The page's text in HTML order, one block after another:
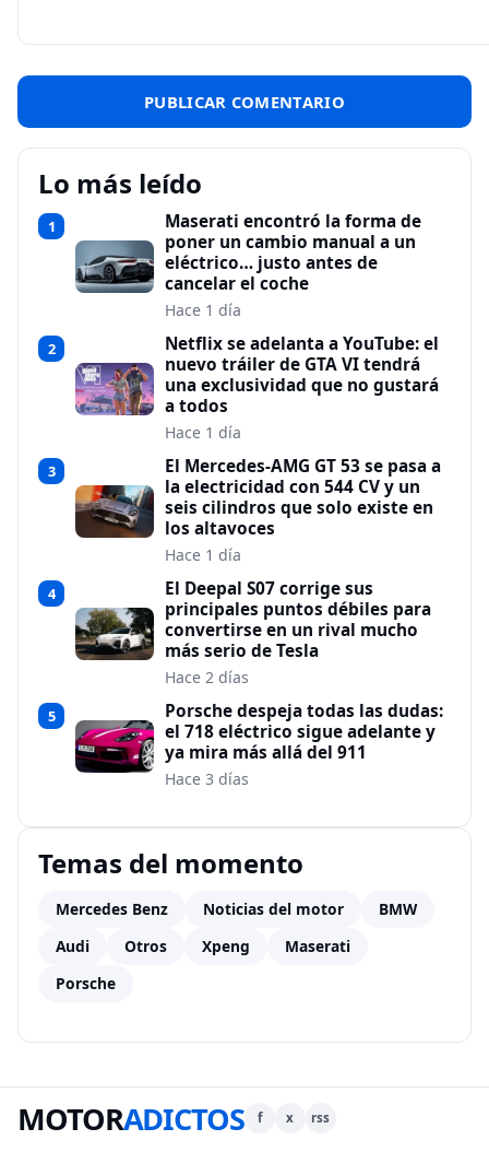
Lo más leído
1
Maserati encontró la forma de
poner un cambio manual a un
eléctrico… justo antes de
cancelar el coche
Hace 1 día
2
Netflix se adelanta a YouTube: el
nuevo tráiler de GTA VI tendrá
una exclusividad que no gustará
a todos
Hace 1 día
3
El Mercedes-AMG GT 53 se pasa a
la electricidad con 544 CV y un
seis cilindros que solo existe en
los altavoces
Hace 1 día
4
El Deepal S07 corrige sus
principales puntos débiles para
convertirse en un rival mucho
más serio de Tesla
Hace 2 días
5
Porsche despeja todas las dudas:
el 718 eléctrico sigue adelante y
ya mira más allá del 911
Hace 3 días
Temas del momento
Mercedes Benz Noticias del motor
BMW
Audi
Otros Xpeng
Maserati
Porsche
MOTORADICTOS f x rss